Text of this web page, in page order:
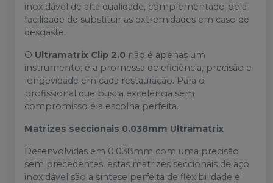
inoxidável de alta qualidade, complementado pela
facilidade de substituir as extremidades em caso de
desgaste.
O Ultramatrix Clip 2.0 não é apenas um
instrumento; é a promessa de eficiência, precisão e
longevidade em cada restauração. Para o
profissional que busca excelência sem
compromisso é a escolha perfeita.
Matrizes seccionais 0.038mm Ultramatrix
Desenvolvidas em 0.038mm com uma precisão
sem precedentes, estas matrizes seccionais de aço
inoxidável são a síntese perfeita de flexibilidade e